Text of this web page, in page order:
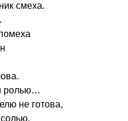
смеха.
ролью…
не готова,